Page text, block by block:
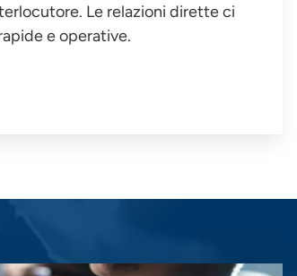
Le relazioni dirette ci
e operative.